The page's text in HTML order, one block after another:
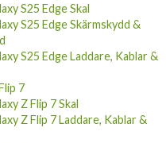
S25 Edge Skärmskydd &
S25 Edge Laddare, Kablar &
7
Z Flip 7 Skal
Z Flip 7 Laddare, Kablar &
7